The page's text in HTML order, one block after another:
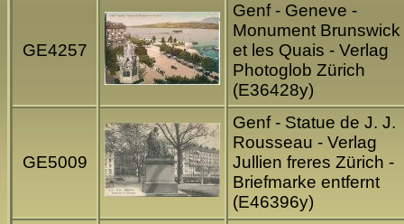
GE4257
Genf - Geneve -
Monument Brunswick
et les Quais - Verlag
Photoglob Zürich
(E36428y)
GE5009
Genf - Statue de J. J.
Rousseau - Verlag
Jullien freres Zürich -
Briefmarke entfernt
(E46396y)